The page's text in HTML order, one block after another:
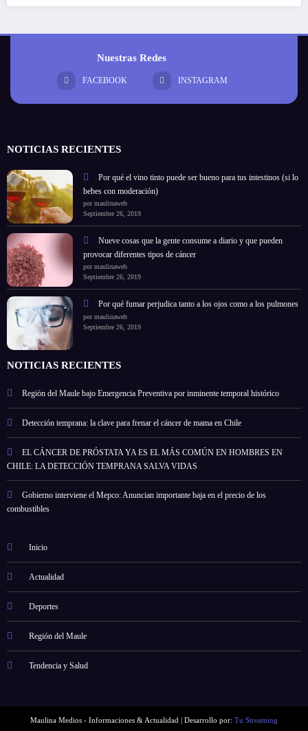
Nuestras Redes
FACEBOOK INSTAGRAM
NOTICIAS RECIENTES
Por qué el vino tinto puede ser bueno para tus intestinos (si lo
bebes con moderación)
por maulinaweb
Septiembre 26, 2019
Nueve cosas que la gente consume a diario y que pueden
provocar diferentes tipos de cáncer
por maulinaweb
Septiembre 26, 2019
Por qué fumar perjudica tanto a los ojos como a los pulmones
por maulinaweb
Septiembre 26, 2019
NOTICIAS RECIENTES
Región del Maule bajo Emergencia Preventiva por inminente temporal histórico
Detección temprana: la clave para frenar el cáncer de mama en Chile
EL CÁNCER DE PRÓSTATA YA ES EL MÁS COMÚN EN HOMBRES EN
CHILE: LA DETECCIÓN TEMPRANA SALVA VIDAS
Gobierno interviene el Mepco: Anuncian importante baja en el precio de los
combustibles
Inicio
Actualidad
Deportes
Región del Maule
Tendencia y Salud
Maulina Medios - Informaciones & Actualidad | Desarrollo por: Tu Streaming